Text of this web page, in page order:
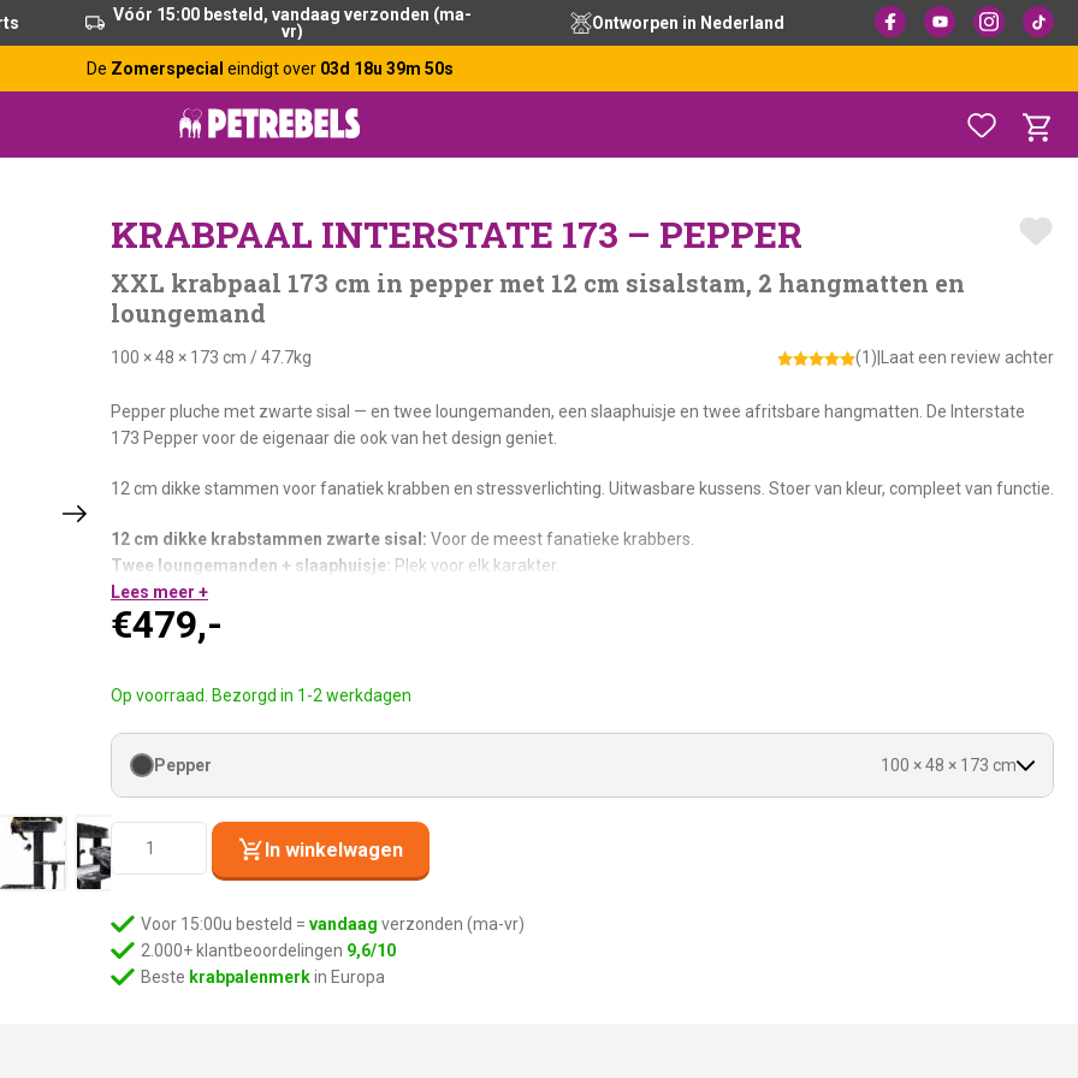
Vóór 15:00 besteld, vandaag verzonden (ma-
vr)
Ontworpen in Nederland
De Zomerspecial eindigt over 03d 18u 39m 49s
KRABPAAL INTERSTATE 173 – PEPPER
XXL krabpaal 173 cm in pepper met 12 cm sisalstam, 2 hangmatten en
loungemand
100 × 48 × 173 cm /47.7kg (1) Laat een review achter
Pepper pluche met zwarte sisal — en twee loungemanden, een slaaphuisje en twee afritsbare hangmatten. De Interstate
173 Pepper voor de eigenaar die ook van het design geniet.
12 cm dikke stammen voor fanatiek krabben en stressverlichting. Uitwasbare kussens. Stoer van kleur, compleet van functie.
12 cm dikke krabstammen zwarte sisal: Voor de meest fanatieke krabbers.
Twee loungemanden + slaaphuisje: Plek voor elk karakter.
Twee afritsbare hangmatten:
Pepper pluche met zwarte sisal:
Uitwasbare kussens:
Design krabpaal voor baasjes met goede smaak.
Lees meer +
€479,-
Op voorraad. Bezorgd in 1-2 werkdagen
Pepper 100 × 48 × 173 cm
Interstate
Pepper
aantal
In winkelwagen
Voor 15:00u besteld = vandaag verzonden (ma-vr)
2.000+ klantbeoordelingen 9,6/10
Beste krabpalenmerkin Europa